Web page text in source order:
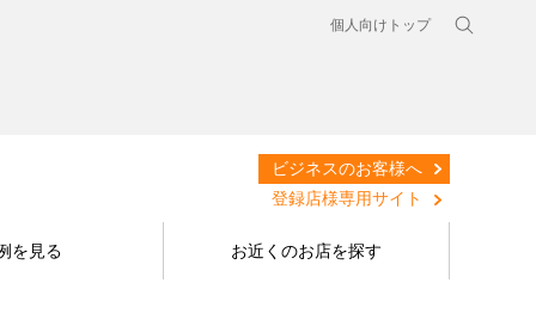
個人向けトップ
ビジネスのお客様へ
登録店様専用サイト
を見る お近くのお店を探す